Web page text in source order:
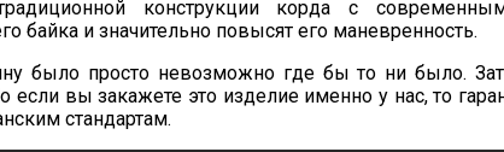
конструкции корда с
байка и значительно повысят его маневренность.
было просто невозможно где бы то ни было.
вы закажете это изделие именно у нас, то
стандартам.